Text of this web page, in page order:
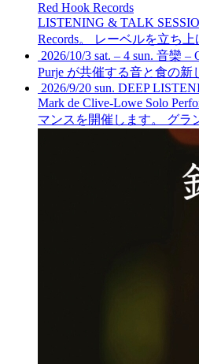
Red Hook Records
LISTENING & TALK
Records。 レーベルを立ち上
2026/10/3 sat. – 4 sun. 音欒
Purje が共催する音と食の新
2026/9/20 sun. DEEP
Mark de Clive-Lowe Solo
マンスを開催します。 グラ